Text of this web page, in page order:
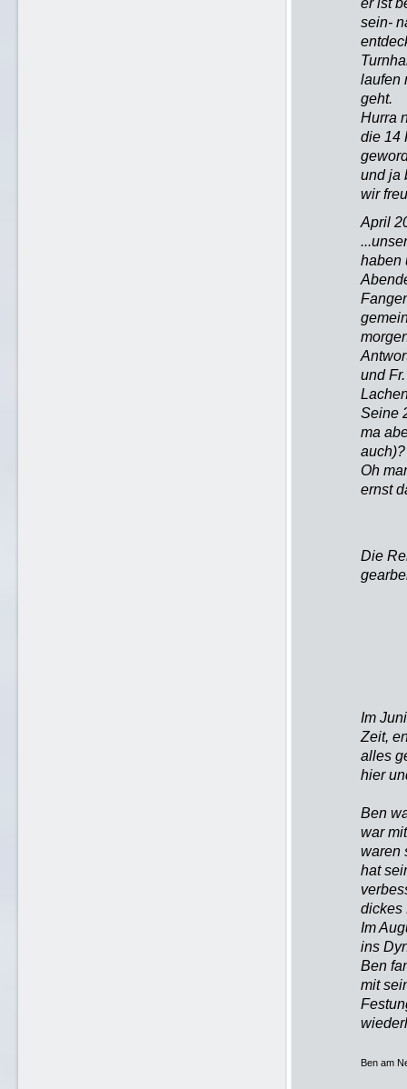
sein-
laufen
geht.
Hurra
die 14
und ja
wir
April
haben
und
Seine
ma
Oh
ernst
Die
Im
Zeit,
alles
hier
Ben
war
waren
hat
dickes
Im
ins
Ben
mit
Ben am